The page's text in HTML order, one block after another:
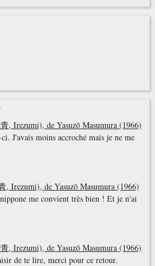
, Irezumi), de Yasuzō Masumura (1966)
J'avais moins accroché mais je ne me
, Irezumi), de Yasuzō Masumura (1966)
me convient très bien ! Et je n'ai
, Irezumi), de Yasuzō Masumura (1966)
de te lire, merci pour ce retour.